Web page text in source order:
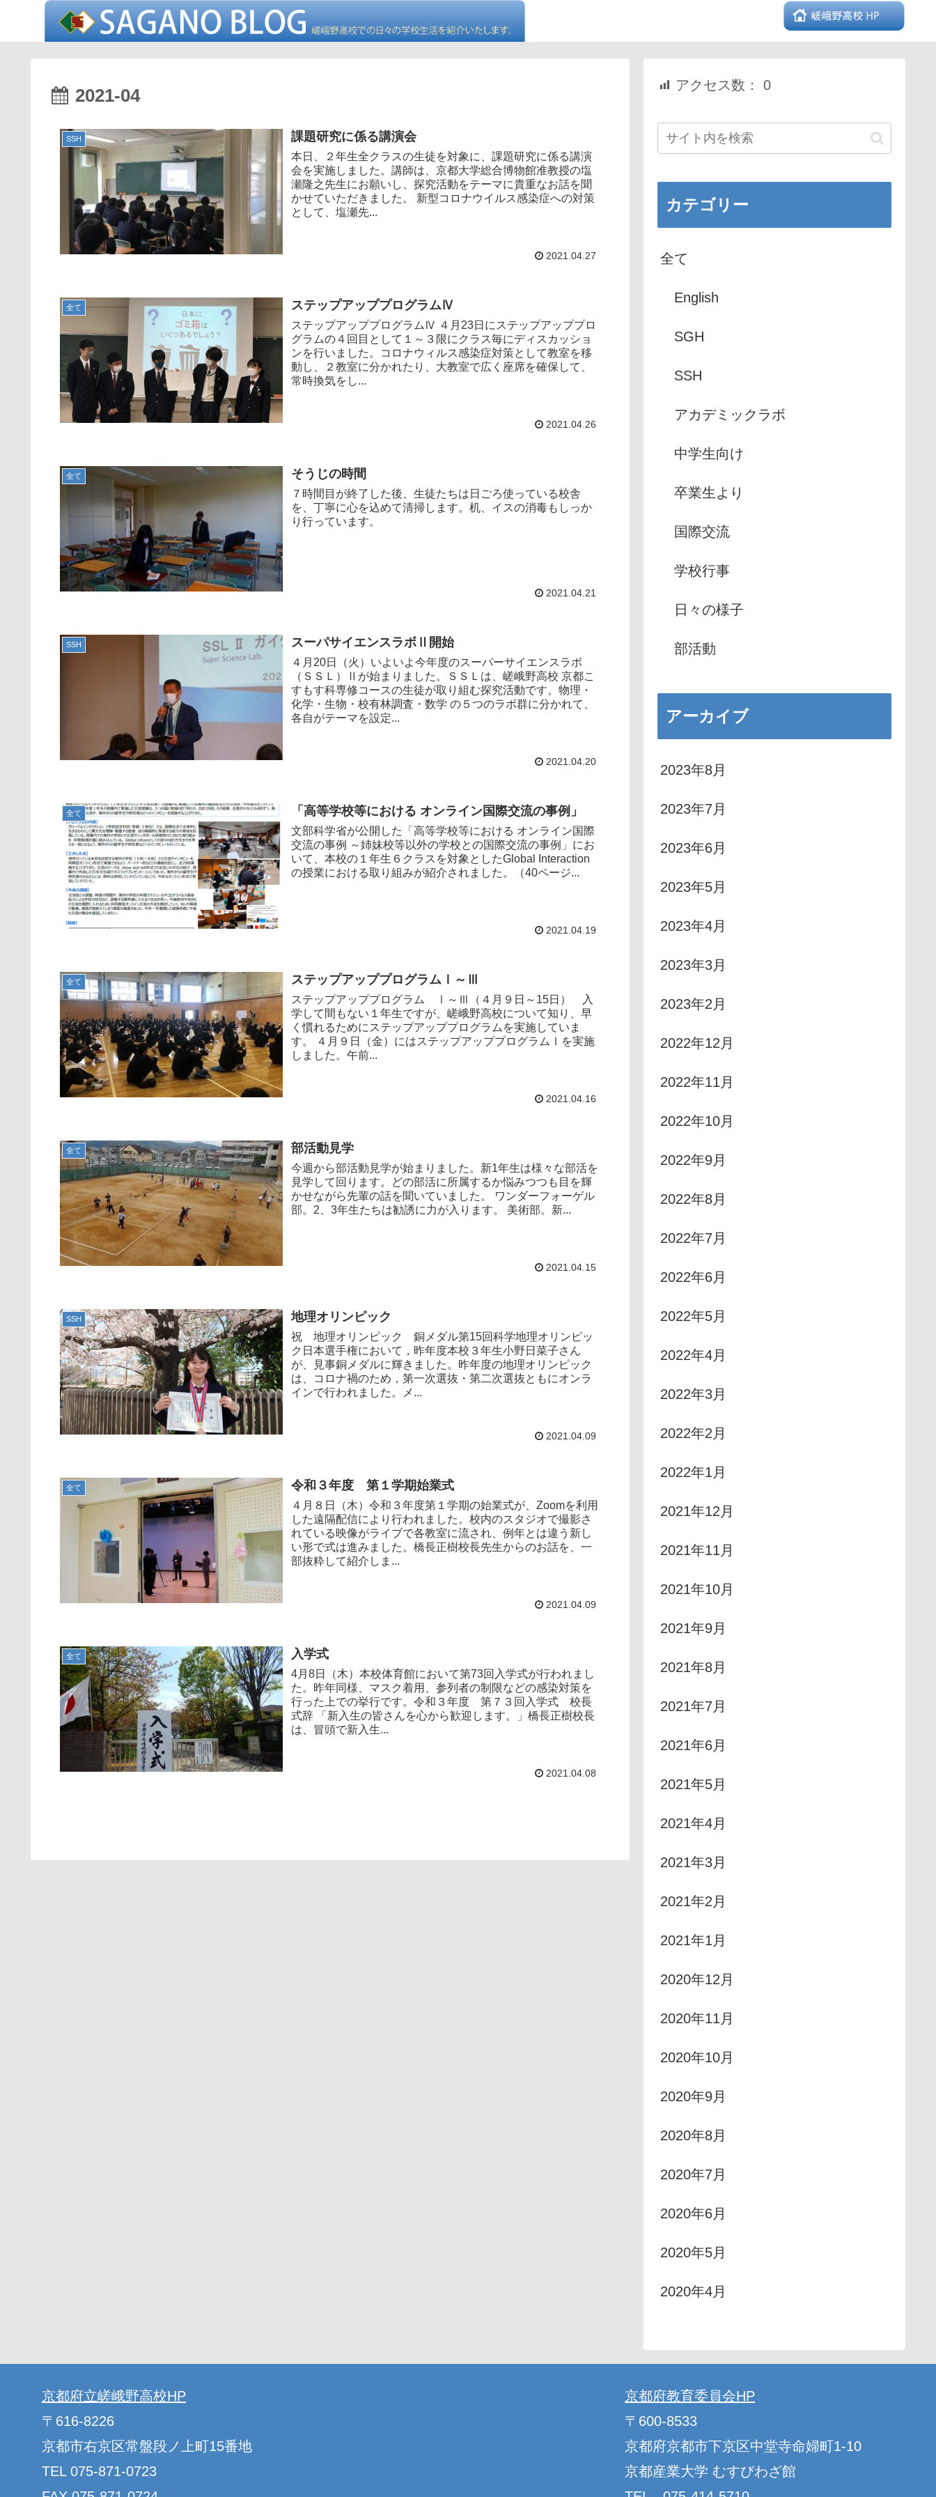
2021-04
SSH 課題研究に係る講演会
本日、２年生全クラスの生徒を対象に、課題研究に係る講演
会を実施しました。講師は、京都大学総合博物館准教授の塩
瀬隆之先生にお願いし、探究活動をテーマに貴重なお話を聞
かせていただきました。 新型コロナウイルス感染症への対策
として、塩瀬先...
2021.04.27
全て ステップアッププログラムⅣ
ステップアッププログラムⅣ ４月23日にステップアッププロ
グラムの４回目として１～３限にクラス毎にディスカッショ
ンを行いました。コロナウィルス感染症対策として教室を移
動し、２教室に分かれたり、大教室で広く座席を確保して、
常時換気をし...
2021.04.26
全て そうじの時間
７時間目が終了した後、生徒たちは日ごろ使っている校舎
を、丁寧に心を込めて清掃します。机、イスの消毒もしっか
り行っています。
2021.04.21
SSH スーパサイエンスラボⅡ開始
４月20日（火）いよいよ今年度のスーパーサイエンスラボ
（ＳＳＬ）Ⅱが始まりました。ＳＳＬは、嵯峨野高校 京都こ
すもす科専修コースの生徒が取り組む探究活動です。物理・
化学・生物・校有林調査・数学 の５つのラボ群に分かれて、
各自がテーマを設定...
2021.04.20
全て 「高等学校等における オンライン国際交流の事例」
文部科学省が公開した「高等学校等における オンライン国際
交流の事例 ～姉妹校等以外の学校との国際交流の事例」にお
いて、本校の１年生６クラスを対象としたGlobal Interaction
の授業における取り組みが紹介されました。（40ページ...
2021.04.19
全て ステップアッププログラムⅠ～Ⅲ
ステップアッププログラム Ⅰ～Ⅲ（４月９日～15日） 入
学して間もない１年生ですが、嵯峨野高校について知り、早
く慣れるためにステップアッププログラムを実施していま
す。 ４月９日（金）にはステップアッププログラムⅠを実施
しました。午前...
2021.04.16
全て 部活動見学
今週から部活動見学が始まりました。新1年生は様々な部活を
見学して回ります。どの部活に所属するか悩みつつも目を輝
かせながら先輩の話を聞いていました。 ワンダーフォーゲル
部。2、3年生たちは勧誘に力が入ります。 美術部。新...
2021.04.15
SSH 地理オリンピック
祝 地理オリンピック 銅メダル第15回科学地理オリンピッ
ク日本選手権において，昨年度本校３年生小野日菜子さん
が、見事銅メダルに輝きました。昨年度の地理オリンピック
は、コロナ禍のため，第一次選抜・第二次選抜ともにオンラ
インで行われました。メ...
2021.04.09
全て 令和３年度 第１学期始業式
４月８日（木）令和３年度第１学期の始業式が、Zoomを利用
した遠隔配信により行われました。校内のスタジオで撮影さ
れている映像がライブで各教室に流され、例年とは違う新し
い形で式は進みました。橋長正樹校長先生からのお話を、一
部抜粋して紹介しま...
2021.04.09
全て 入学式
4月8日（木）本校体育館において第73回入学式が行われまし
た。昨年同様、マスク着用、参列者の制限などの感染対策を
行った上での挙行です。令和３年度 第７３回入学式 校長
式辞 「新入生の皆さんを心から歓迎します。」橋長正樹校長
は、冒頭で新入生...
2021.04.08
アクセス数： 0
カテゴリー
全て
English
SGH
SSH
アカデミックラボ
中学生向け
卒業生より
国際交流
学校行事
日々の様子
部活動
アーカイブ
2023年8月
2023年7月
2023年6月
2023年5月
2023年4月
2023年3月
2023年2月
2022年12月
2022年11月
2022年10月
2022年9月
2022年8月
2022年7月
2022年6月
2022年5月
2022年4月
2022年3月
2022年2月
2022年1月
2021年12月
2021年11月
2021年10月
2021年9月
2021年8月
2021年7月
2021年6月
2021年5月
2021年4月
2021年3月
2021年2月
2021年1月
2020年12月
2020年11月
2020年10月
2020年9月
2020年8月
2020年7月
2020年6月
2020年5月
2020年4月
京都府立嵯峨野高校HP
〒616-8226
京都市右京区常盤段ノ上町15番地
TEL 075-871-0723
京都府教育委員会HP
〒600-8533
京都府京都市下京区中堂寺命婦町1-10
京都産業大学 むすびわざ館